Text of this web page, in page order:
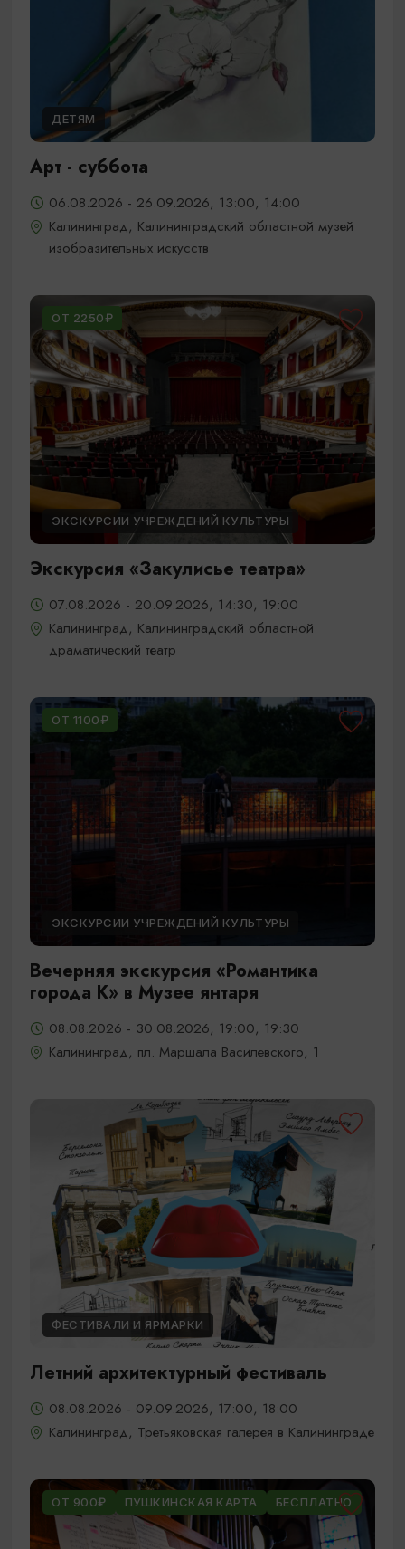
ДЕТЯМ
Арт - суббота
06.08.2026 - 26.09.2026, 13:00, 14:00
Калининград, Калининградский областной музей
изобразительных искусств
ОТ 2250₽
ЭКСКУРСИИ УЧРЕЖДЕНИЙ КУЛЬТУРЫ
Экскурсия «Закулисье театра»
07.08.2026 - 20.09.2026, 14:30, 19:00
Калининград, Калининградский областной
драматический театр
ОТ 1100₽
ЭКСКУРСИИ УЧРЕЖДЕНИЙ КУЛЬТУРЫ
Вечерняя экскурсия «Романтика
города К» в Музее янтаря
08.08.2026 - 30.08.2026, 19:00, 19:30
Калининград, пл. Маршала Василевского, 1
ФЕСТИВАЛИ И ЯРМАРКИ
Летний архитектурный фестиваль
08.08.2026 - 09.09.2026, 17:00, 18:00
Калининград, Третьяковская галерея в Калининграде
ОТ 900₽ ПУШКИНСКАЯ КАРТА БЕСПЛАТНО